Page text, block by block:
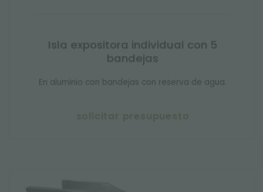
Isla expositora individual con 5
bandejas
En aluminio con bandejas con reserva de agua.
solicitar presupuesto